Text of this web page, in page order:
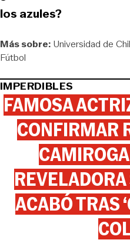
los azules?
Más sobre: Universidad de
Fútbol
IMPERDIBLES
FAMOSA
CONFIRMAR
ACABÓ TRAS